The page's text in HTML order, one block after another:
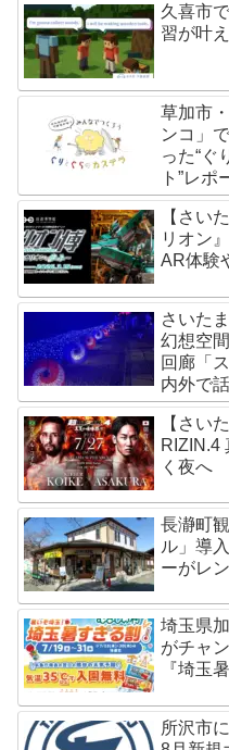
久喜市
習が叶
草加市
ンコ」
った“ぐ
ト”レポ
【さい
リオン
AR体験
さいた
幻想空
回廊「
内外で
【さい
RIZIN.4
く夜へ
長瀞町
ル」導
ーがレ
埼玉県
がチャ
『埼玉
所沢市